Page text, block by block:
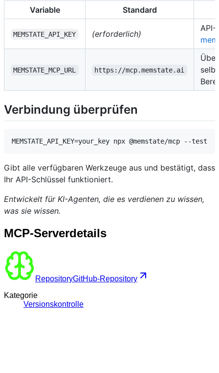
Variable Standard
MEMSTATE_API_KEY (erforderlich)
API-
MEMSTATE_MCP_URL https://mcp.memstate.ai
Verbindung überprüfen
Gibt alle verfügbaren Werkzeuge aus und bestätigt, dass
Ihr API-Schlüssel funktioniert.
Entwickelt für KI-Agenten, die es verdienen zu wissen,
was sie wissen.
MCP-Serverdetails
RepositoryGitHub-Repository
Kategorie
Versionskontrolle